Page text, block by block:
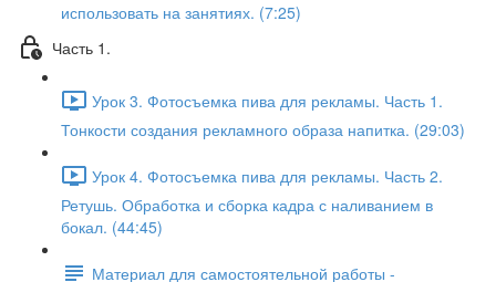
использовать на занятиях. (7:25)
Часть 1.
Урок 3. Фотосъемка пива для рекламы. Часть 1.
Тонкости создания рекламного образа напитка. (29:03)
Урок 4. Фотосъемка пива для рекламы. Часть 2.
Ретушь. Обработка и сборка кадра с наливанием в
бокал. (44:45)
Материал для самостоятельной работы -